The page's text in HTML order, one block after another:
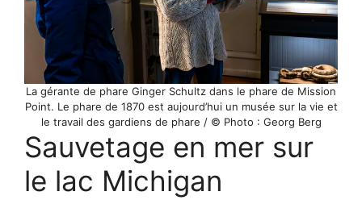
La gérante de phare Ginger Schultz dans le phare de Mission
Point. Le phare de 1870 est aujourd’hui un musée sur la vie et
le travail des gardiens de phare / © Photo : Georg Berg
Sauvetage en mer sur
le lac Michigan